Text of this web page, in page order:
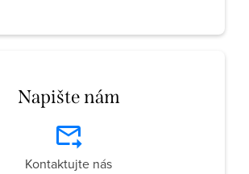
Napište nám
Kontaktujte nás